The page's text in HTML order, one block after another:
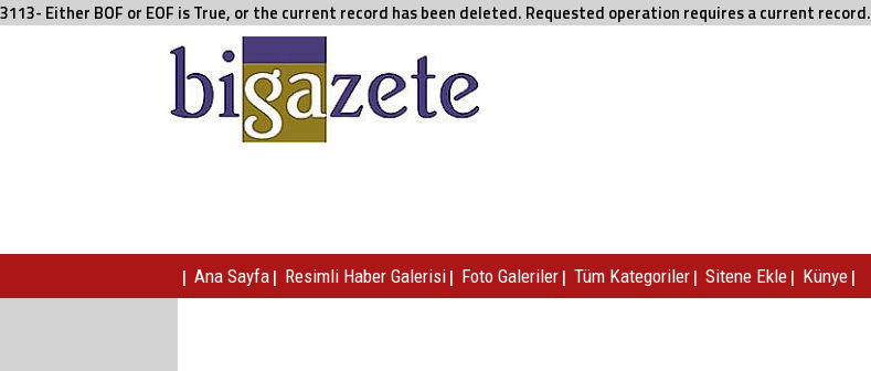
3113- Either BOF or EOF is True, or the current record has been deleted. Requested operation requires a current record.
| Ana Sayfa | Resimli Haber Galerisi | Foto Galeriler | Tüm Kategoriler | Sitene Ekle | Künye |